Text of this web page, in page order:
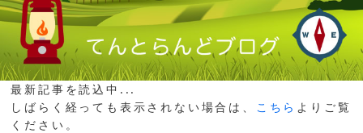
最新記事を読込中...
しばらく経っても表示されない場合は、
こちら よりご覧
ください。